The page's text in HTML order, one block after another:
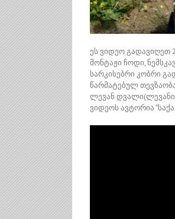
ეს ვიდეო გადავიღეთ
მონტაჟი ჩოდი,
სარკისებრი კობრი
წარმატებულ
ლევან
ვიდეოს ავტორია